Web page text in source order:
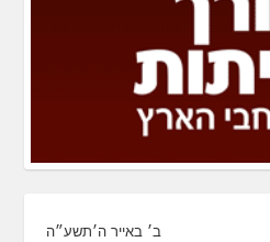
ב׳ באייר ה׳תשע״ה